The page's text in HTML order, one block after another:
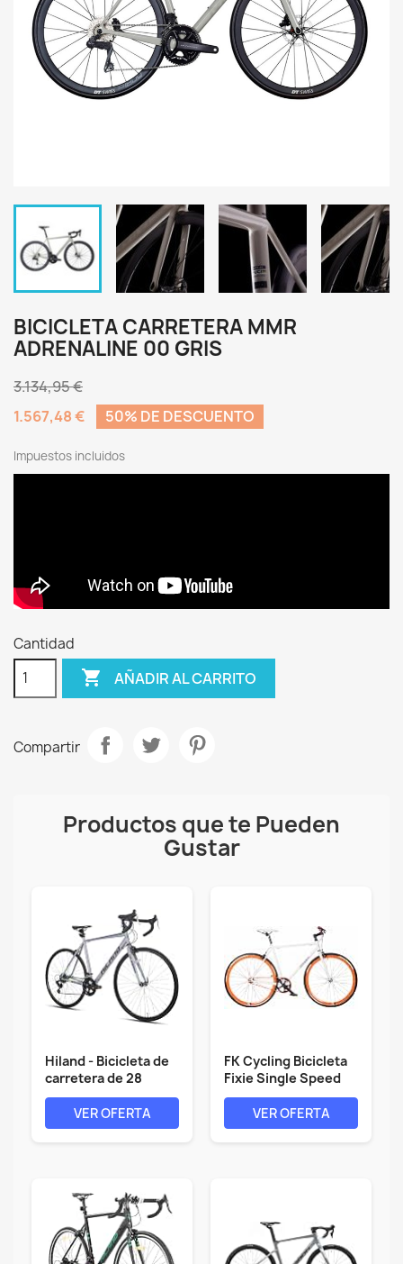
BICICLETA CARRETERA MMR
ADRENALINE 00 GRIS
3.134,95 €
1.567,48 €
50% DE DESCUENTO
Impuestos incluidos
Cantidad
 AÑADIR AL CARRITO
Compartir
Productos que te Pueden
Gustar
Hiland - Bicicleta de
carretera de 28
pulgadas,...
VER OFERTA
FK Cycling Bicicleta
Fixie Single Speed
Rueda...
VER OFERTA